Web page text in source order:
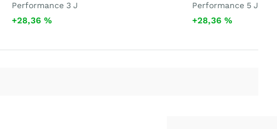
Performance 3 J
+28,36%
Performance 5 J
+28,36 %